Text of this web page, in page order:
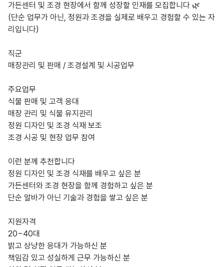
가든센터 및 조경 현장에서 함께 성장할 인재를 모집합니다 🌿
(단순 업무가 아닌, 정원과 조경을 실제로 배우고 경험할 수 있는 자
리입니다)
직군
매장관리 및 판매 / 조경설계 및 시공업무
주요업무
식물 판매 및 고객 응대
매장 관리 및 식물 유지관리
정원 디자인 및 조경 식재 보조
조경 시공 및 현장 업무 참여
이런 분께 추천합니다
정원 디자인 및 조경 식재를 배우고 싶은 분
가든센터와 조경 현장을 함께 경험하고 싶은 분
단순 알바가 아닌 기술과 경험을 쌓고 싶은 분
지원자격
20~40대
밝고 상냥한 응대가 가능하신 분
책임감 있고 성실하게 근무 가능하신 분